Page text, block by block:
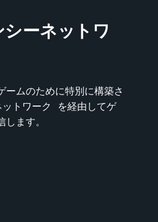
ーネットワ
ームのために特別に構築さ
ットワーク を経由してゲ
ます。